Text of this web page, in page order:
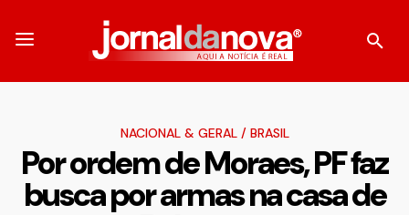
NACIONAL & GERAL/ BRASIL
Por ordem de Moraes, PF faz
busca por armas na casa de